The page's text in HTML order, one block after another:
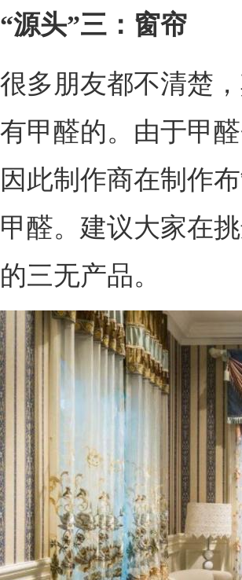
“源头”三：窗帘
很多朋友都不清楚
有甲醛的。由于甲
因此制作商在制作
甲醛。建议大家在
的三无产品。